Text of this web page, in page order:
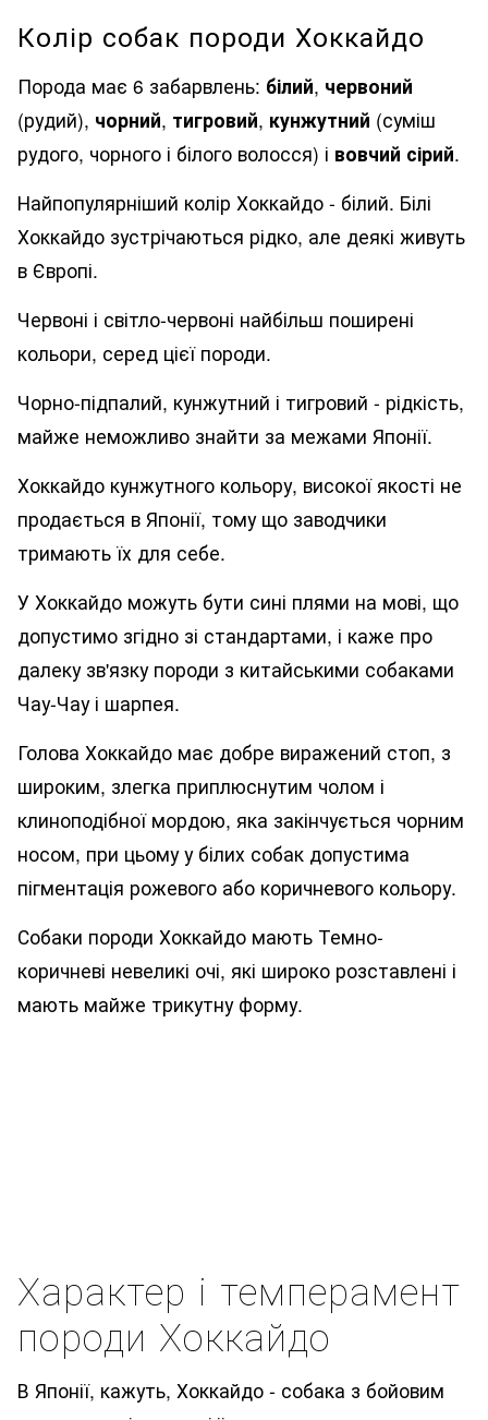
Колір собак породи Хоккайдо
Порода має 6 забарвлень: білий, червоний
(рудий), чорний, тигровий, кунжутний (суміш
рудого, чорного і білого волосся) і вовчий сірий.
Найпопулярніший колір Хоккайдо - білий. Білі
Хоккайдо зустрічаються рідко, але деякі живуть
в Європі.
Червоні і світло-червоні найбільш поширені
кольори, серед цієї породи.
Чорно-підпалий, кунжутний і тигровий - рідкість,
майже неможливо знайти за межами Японії.
Хоккайдо кунжутного кольору, високої якості не
продається в Японії, тому що заводчики
тримають їх для себе.
У Хоккайдо можуть бути сині плями на мові, що
допустимо згідно зі стандартами, і каже про
далеку зв'язку породи з китайськими собаками
Чау-Чау і шарпея.
Голова Хоккайдо має добре виражений стоп, з
широким, злегка приплюснутим чолом і
клиноподібної мордою, яка закінчується чорним
носом, при цьому у білих собак допустима
пігментація рожевого або коричневого кольору.
Собаки породи Хоккайдо мають Темно-
коричневі невеликі очі, які широко розставлені і
мають майже трикутну форму.
Характер і темперамент
породи Хоккайдо
В Японії, кажуть, Хоккайдо - собака з бойовим